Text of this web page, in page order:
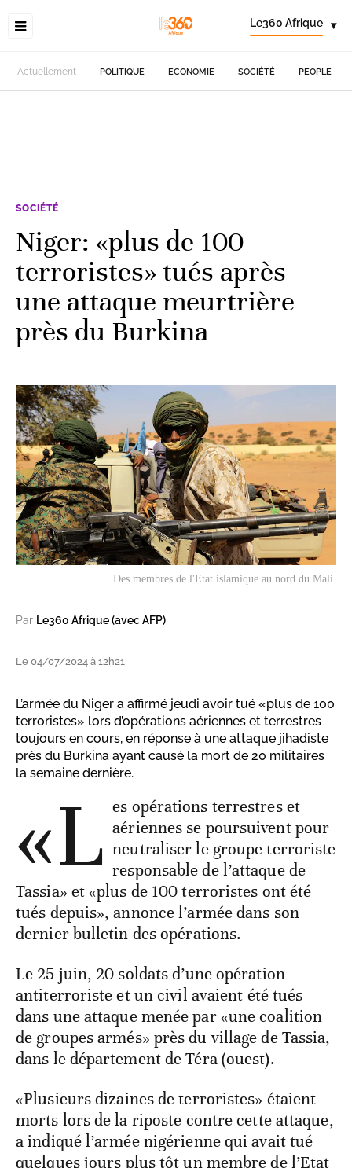
Le360 Afrique ▾
Actuellement POLITIQUE ECONOMIE SOCIÉTÉ PEOPLE
SOCIÉTÉ
Niger: «plus de 100
terroristes» tués après
une attaque meurtrière
près du Burkina
Des membres de l'Etat islamique au nord du Mali.
Par Le360 Afrique (avec AFP)
Le 04/07/2024 à 12h21
L’armée du Niger a affirmé jeudi avoir tué «plus de 100
terroristes» lors d’opérations aériennes et terrestres
toujours en cours, en réponse à une attaque jihadiste
près du Burkina ayant causé la mort de 20 militaires
la semaine dernière.
«L es opérations terrestres et
aériennes se poursuivent pour
neutraliser le groupe terroriste
responsable de l’attaque de
Tassia» et «plus de 100 terroristes ont été
tués depuis», annonce l’armée dans son
dernier bulletin des opérations.
Le 25 juin, 20 soldats d’une opération
antiterroriste et un civil avaient été tués
dans une attaque menée par «une coalition
de groupes armés» près du village de Tassia,
dans le département de Téra (ouest).
«Plusieurs dizaines de terroristes» étaient
morts lors de la riposte contre cette attaque,
a indiqué l’armée nigérienne qui avait tué
quelques jours plus tôt un membre de l’Etat